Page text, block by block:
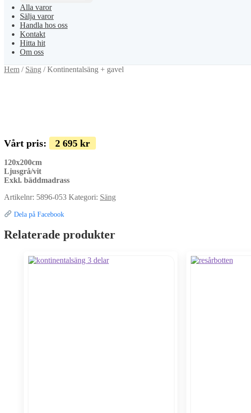
Alla varor
Sälja varor
Handla hos oss
Kontakt
Hitta hit
Om oss
Hem / Säng /Kontinentalsäng + gavel
Vårt pris: 2 695 kr
120x200cm
Ljusgrå/vit
Exkl. bäddmadrass
Artikelnr: 5896-053 Kategori: Säng
Dela på Facebook
Relaterade produkter